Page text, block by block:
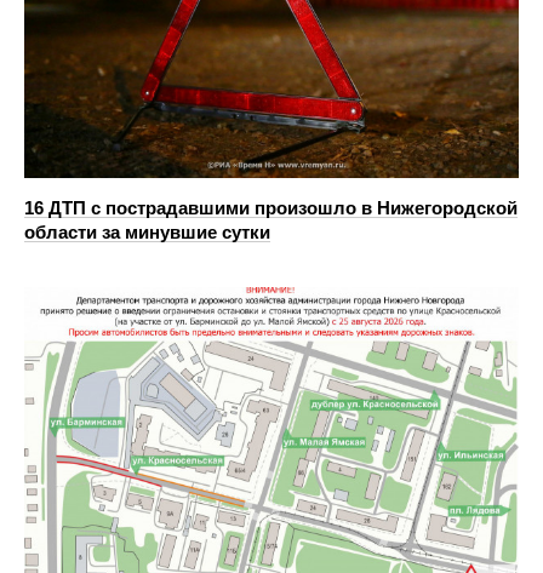
16 ДТП с пострадавшими произошло в Нижегородской
области за минувшие сутки